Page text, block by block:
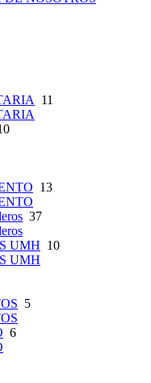
11
13
37
UMH 10
UMH
5
6